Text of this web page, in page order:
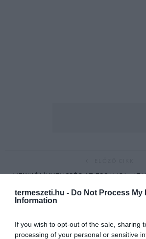
termeszeti.hu - Do Not Process My
Information
If you wish to opt-out of the sale, sharing
processing of your personal or sensitive
MEXIKÓI ÍNYENCSÉG AZ ESCAMOL,
MADÁRÜRÜLÉKBŐL KÉSZÜL A VILÁG
KÁVÉJA